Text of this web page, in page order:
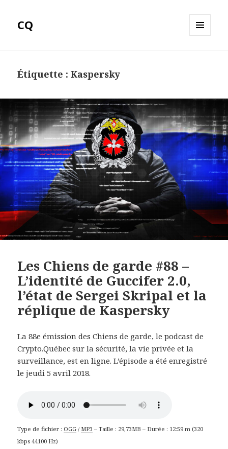
CQ
Étiquette :Kaspersky
Les Chiens de garde #88 –
L’identité de Guccifer 2.0,
l’état de Sergei Skripal et la
réplique de Kaspersky
La 88e émission des Chiens de garde, le podcast de
Crypto.Québec sur la sécurité, la vie privée et la
surveillance, est en ligne. L’épisode a été enregistré
le jeudi 5 avril 2018.
Type de fichier : OGG / MP3 – Taille : 29,73MB – Durée : 12:59 m (320
kbps 44100 Hz)